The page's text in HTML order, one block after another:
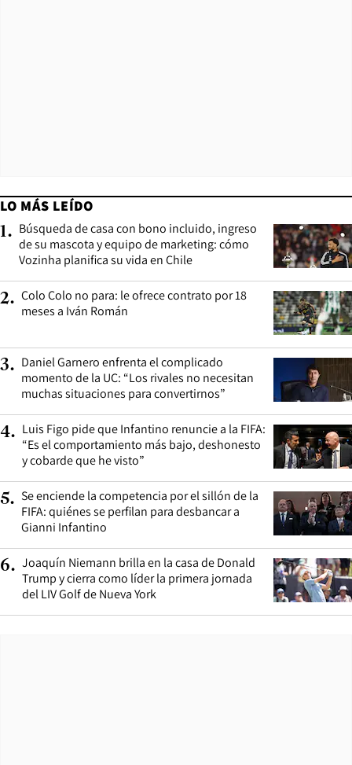
LO MÁS LEÍDO
1. Búsqueda de casa con bono incluido, ingreso
de su mascota y equipo de marketing: cómo
Vozinha planifica su vida en Chile
2. Colo Colo no para: le ofrece contrato por 18
meses a Iván Román
3. Daniel Garnero enfrenta el complicado
momento de la UC: “Los rivales no necesitan
muchas situaciones para convertirnos”
4. Luis Figo pide que Infantino renuncie a la FIFA:
“Es el comportamiento más bajo, deshonesto
y cobarde que he visto”
5. Se enciende la competencia por el sillón de la
FIFA: quiénes se perfilan para desbancar a
Gianni Infantino
6. Joaquín Niemann brilla en la casa de Donald
Trump y cierra como líder la primera jornada
del LIV Golf de Nueva York